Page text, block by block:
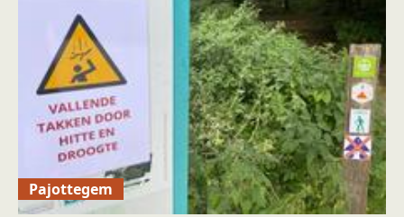
Pajottegem